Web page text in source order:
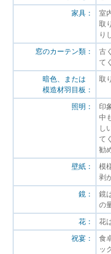
家具：
室
取
り
窓のカーテン類：
古
て
暗色、または
模造材羽目板：
取
照明：
印
中
し
て
勧
壁紙：
模
剥
鏡：
鏡
の
花：
花
祝宴：
食
ッ